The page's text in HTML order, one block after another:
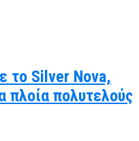
το Silver Nova,
πλοία πολυτελούς